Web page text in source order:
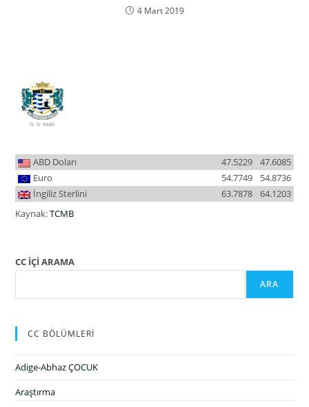
4 Mart 2019
ABD Doları 47.6085
47.5229
Euro
54.8736
54.7749
İngiliz Sterlini
64.1203
63.7878
Kaynak:TCMB
CC İÇİ ARAMA
ARA
CC BÖLÜMLERİ
Adige-Abhaz ÇOCUK
Araştırma